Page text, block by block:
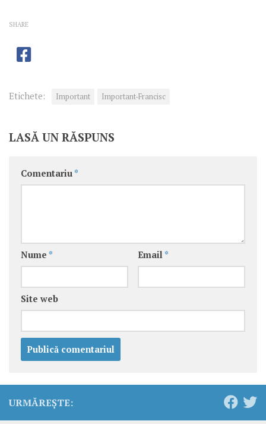
SHARE
Etichete: Important Important-Francisc
LASĂ UN RĂSPUNS
Comentariu *
Nume * Email *
Site web
URMĂREȘTE: